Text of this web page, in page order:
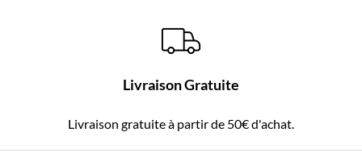
Livraison Gratuite
Livraison gratuite à partir de 50€ d'achat.